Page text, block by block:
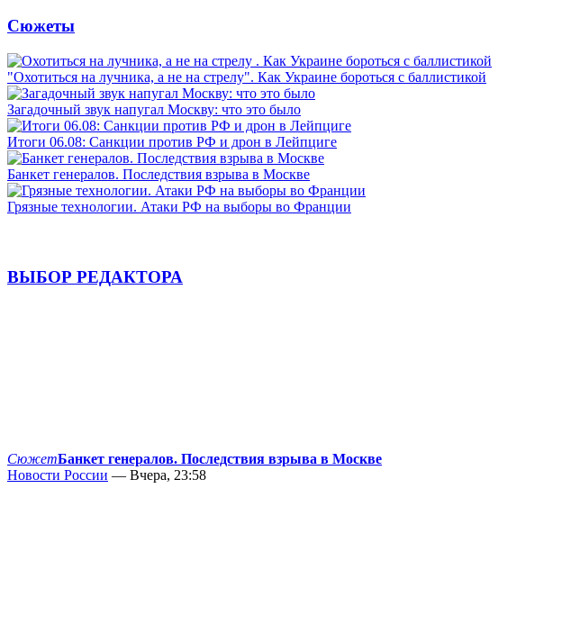
Сюжеты
"Охотиться на лучника, а не на стрелу". Как Украине бороться с баллистикой
Загадочный звук напугал Москву: что это было
Итоги 06.08: Санкции против РФ и дрон в Лейпциге
Банкет генералов. Последствия взрыва в Москве
Грязные технологии. Атаки РФ на выборы во Франции
ВЫБОР РЕДАКТОРА
СюжетБанкет генералов. Последствия взрыва в Москве
Новости России — Вчера, 23:58